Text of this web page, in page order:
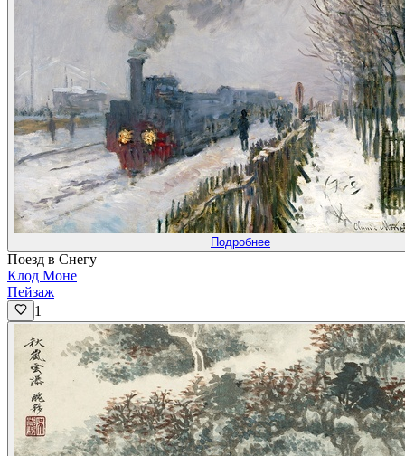
Подробнее
Поезд в Снегу
Клод Моне
Пейзаж
1